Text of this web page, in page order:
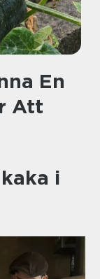
En
Att
i